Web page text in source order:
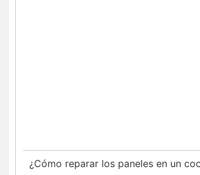
¿Cómo reparar los paneles en un